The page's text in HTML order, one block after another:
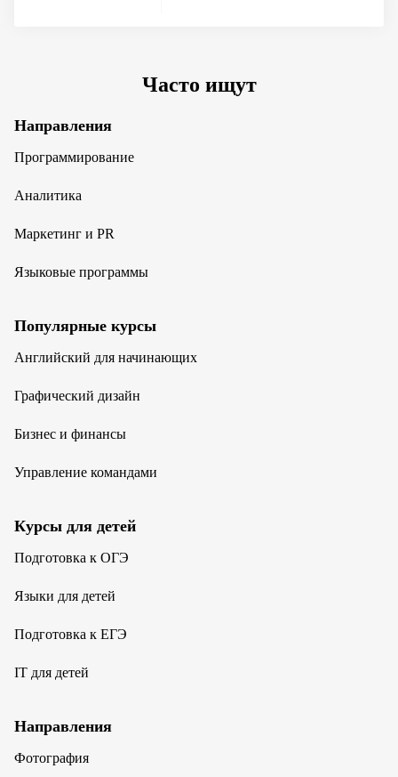
Часто ищут
Направления
Программирование
Аналитика
Маркетинг и PR
Языковые программы
Популярные курсы
Английский для начинающих
Графический дизайн
Бизнес и финансы
Управление командами
Курсы для детей
Подготовка к ОГЭ
Языки для детей
Подготовка к ЕГЭ
IT для детей
Направления
Фотография